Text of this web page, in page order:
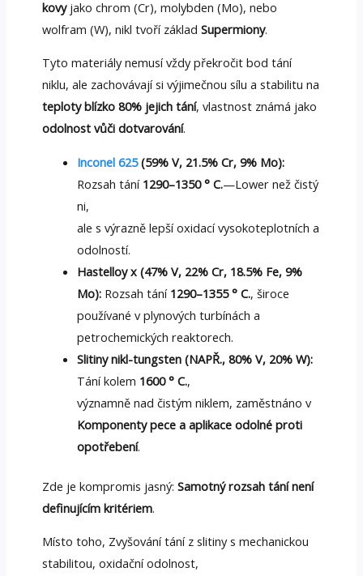
kovyjako chrom (Cr), molybden (Mo), nebo
wolfram (W), nikl tvoří základ Supermiony.
Tyto materiály nemusí vždy překročit bod tání
niklu, ale zachovávají si výjimečnou sílu a stabilitu na
teploty blízko 80% jejich tání, vlastnost známá jako
odolnost vůči dotvarování.
Inconel 625(59% V, 21.5% Cr, 9% Mo):
Rozsah tání 1290–1350 ° C.—Lower než čistý
ni,
ale s výrazně lepší oxidací vysokoteplotních a
odolností.
Hastelloy x (47% V, 22% Cr, 18.5% Fe, 9%
Mo): Rozsah tání 1290–1355 ° C., široce
používané v plynových turbínách a
petrochemických reaktorech.
Slitiny nikl-tungsten (NAPŘ., 80% V, 20% W):
Tání kolem 1600 ° C.,
významně nad čistým niklem, zaměstnáno v
Komponenty pece a aplikace odolné proti
opotřebení.
Zde je kompromis jasný: Samotný rozsah tání není
definujícím kritériem.
Místo toho, Zvyšování tání z slitiny s mechanickou
stabilitou, oxidační odolnost,